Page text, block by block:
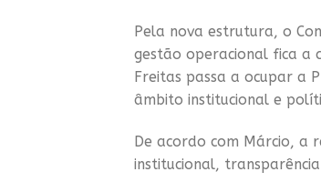
Pela nova estrutura, o
gestão operacional fica a
Freitas passa a ocupar a
âmbito institucional e
De acordo com Márcio, a
institucional,